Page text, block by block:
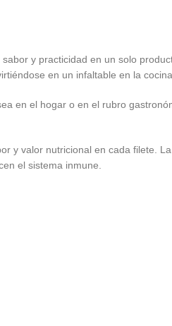
y practicidad en un solo
en un infaltable en la cocina
en el hogar o en el rubro
y valor nutricional en cada filete.
el sistema inmune.